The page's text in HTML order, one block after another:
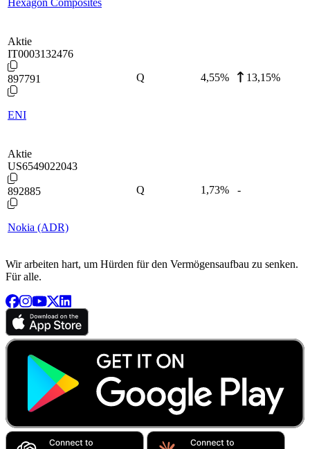
Hexagon Composites
Aktie
IT0003132476
897791
ENI
Q 4,55% 13,15%
Aktie
US6549022043
892885
Nokia (ADR)
Q 1,73% -
Wir arbeiten hart, um Hürden für den Vermögensaufbau zu senken.
Für alle.